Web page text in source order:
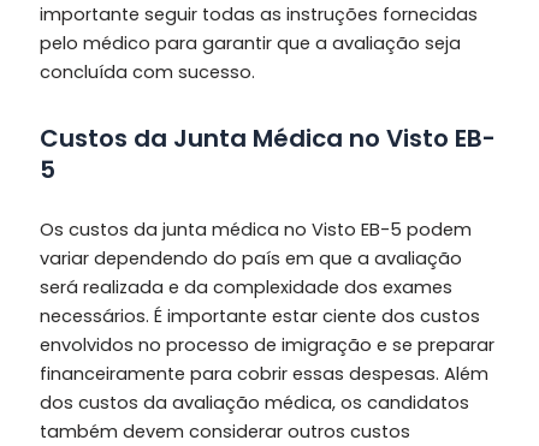
importante seguir todas as instruções fornecidas
pelo médico para garantir que a avaliação seja
concluída com sucesso.
Custos da Junta Médica no Visto EB-
5
Os custos da junta médica no Visto EB-5 podem
variar dependendo do país em que a avaliação
será realizada e da complexidade dos exames
necessários. É importante estar ciente dos custos
envolvidos no processo de imigração e se preparar
financeiramente para cobrir essas despesas. Além
dos custos da avaliação médica, os candidatos
também devem considerar outros custos